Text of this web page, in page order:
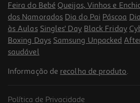
1,89 €
Feira do Bebé Queijos, Vinhos e
dos Namorados Dia do Pai Páscoa
às Aulas Singles' Day Black Friday
Boxing Days Samsung Unpacked
saudável
Informação de recolha de produto.
Política de Privacidade